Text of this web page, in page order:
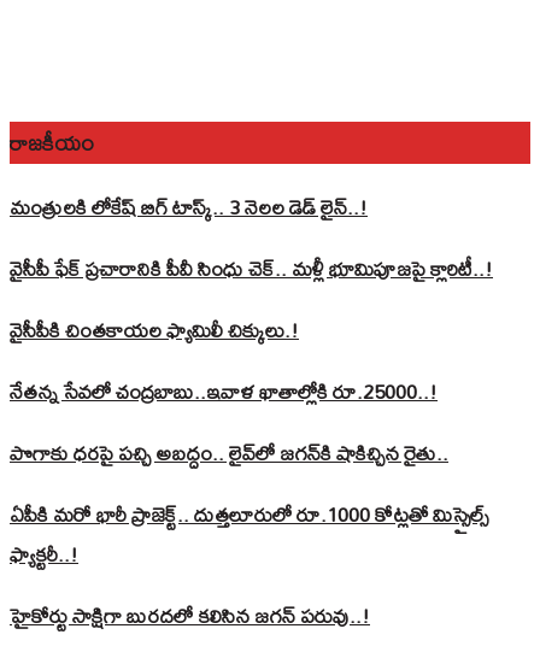
రాజకీయం
మంత్రులకి లోకేష్‌ బిగ్‌ టాస్క్‌.. 3 నెలల డెడ్‌ లైన్‌..!
వైసీపీ ఫేక్ ప్రచారానికి పీవీ సింధు చెక్.. మళ్లీ భూమిపూజపై క్లారిటీ..!
వైసీపీకి చింతకాయల ఫ్యామిలీ చిక్కులు.!
నేతన్న సేవలో చంద్రబాబు..ఇవాళ ఖాతాల్లోకి రూ.25000..!
పొగాకు ధరపై పచ్చి అబద్దం.. లైవ్‌లో జగన్‌కి షాకిచ్చిన రైతు..
ఏపీకి మరో భారీ ప్రాజెక్ట్.. దుత్తలూరులో రూ.1000 కోట్లతో మిస్సైల్స్
ఫ్యాక్టరీ..!
హైకోర్టు సాక్షిగా బురదలో కలిసిన జగన్ పరువు..!